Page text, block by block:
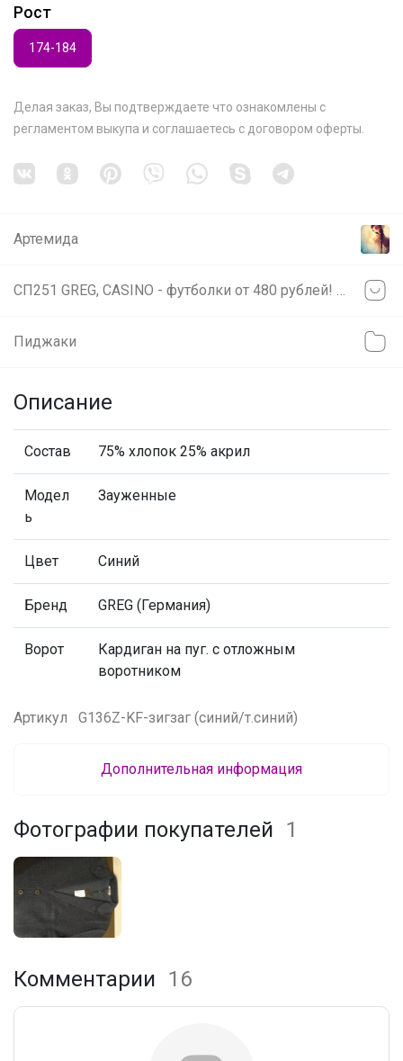
Рост
174-184
Делая заказ, Вы подтверждаете что ознакомлены с
регламентом выкупа и соглашаетесь с договором оферты
Артемида
Пиджаки
Описание
Состав 75% хлопок 25% акрил
Модел
ь
Зауженные
Цвет Синий
Бренд GREG (Германия)
Ворот
Кардиган на пуг. с отложным
воротником
Артикул G136Z-KF-зигзаг (синий/т.синий)
Дополнительная информация
Фотографии покупателей 1
Комментарии 16